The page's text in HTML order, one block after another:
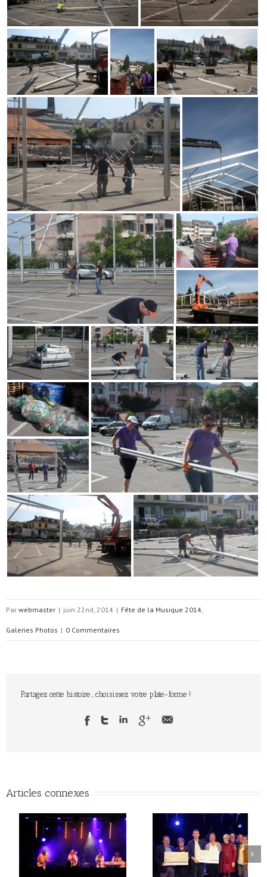
Par webmaster | juin 22nd, 2014 | Fête de la Musique 2014,
Galeries Photos | 0 Commentaires
Partagez cette histoire , choisissez votre plate-forme !
Articles connexes